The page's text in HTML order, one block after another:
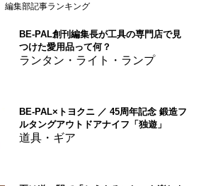
編集部記事ランキング
BE-PAL創刊編集長が工具の専門店で見
つけた愛用品って何？
ランタン・ライト・ランプ
BE-PAL×トヨクニ ／ 45周年記念 鍛造フ
ルタングアウトドアナイフ「独遊」
道具・ギア